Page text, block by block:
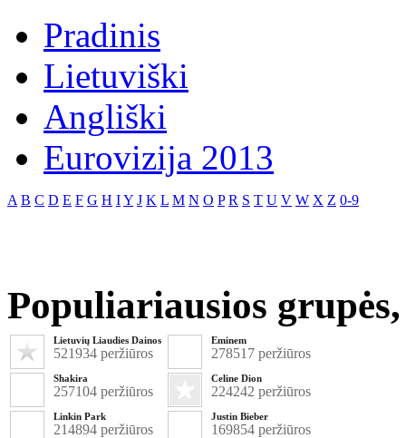
Pradinis
Lietuviški
Angliški
Eurovizija 2013
A B C D E F G H IY J K L M N O P R S T U V W X Z 0-9
Populiariausios
Lietuvių Liaudies Dainos
521934 peržiūros
Eminem
278517 peržiūros
Shakira
257104 peržiūros
Celine Dion
224242 peržiūros
Linkin Park
214894 peržiūros
Justin Bieber
169854 peržiūros